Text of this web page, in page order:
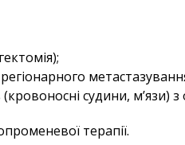
судини, м’язи) з
терапії.